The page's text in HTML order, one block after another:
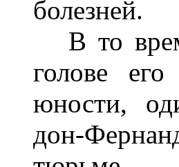
болезней.
В то
голове
юности,
дон-